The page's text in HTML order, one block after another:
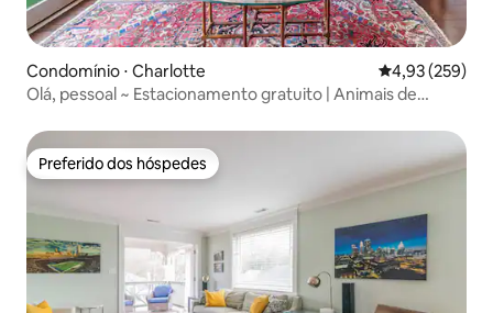
Condomínio ⋅ Charlotte 4,93 de uma
4,93 (259)
Olá, pessoal ~ Estacionamento gratuito | Animais de
Preferido dos hóspedes
Preferido dos hóspedes